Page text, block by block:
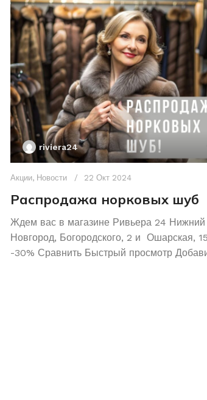
riviera24
Акции, Новости 22 Окт 2024
Распродажа норковых шуб
Ждем вас в магазине Ривьера 24 Нижний
Новгород, Богородского, 2 и Ошарская, 15
-30% Сравнить Быстрый просмотр